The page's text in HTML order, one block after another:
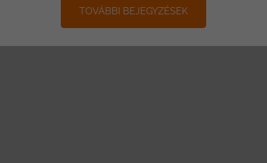
TOVÁBBI BEJEGYZÉSEK